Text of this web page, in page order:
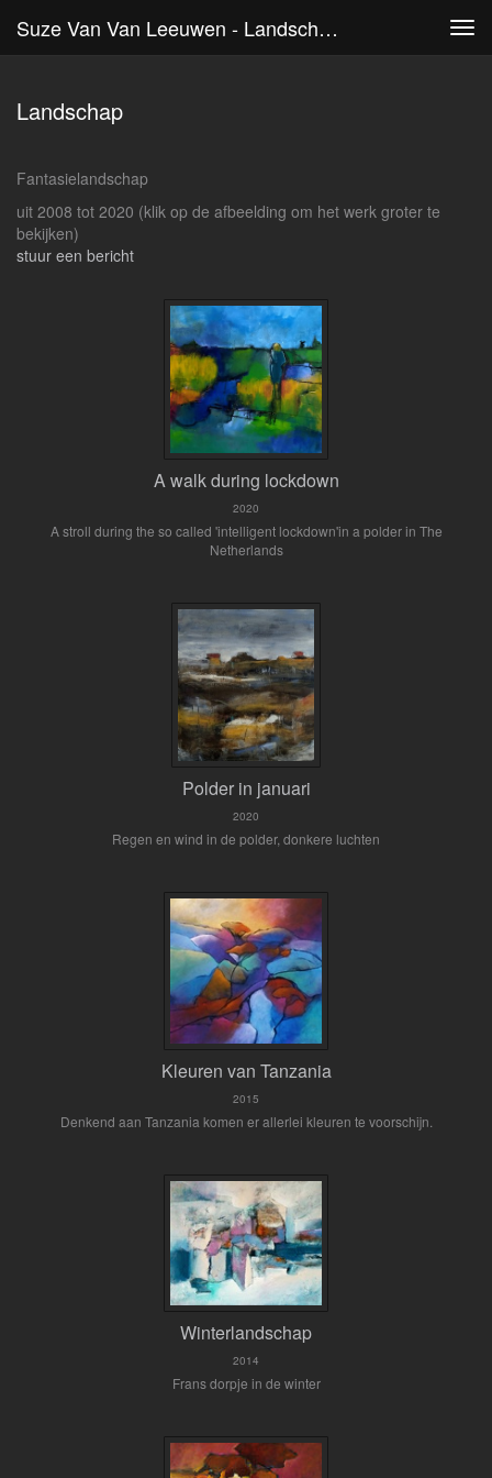
Suze Van Van Leeuwen - Landschap
Landschap
Fantasielandschap
uit 2008 tot 2020 (klik op de afbeelding om het werk groter te
bekijken)
stuur een bericht
A walk during lockdown
2020
A stroll during the so called 'intelligent lockdown'in a polder in The
Netherlands
Polder in januari
2020
Regen en wind in de polder, donkere luchten
Kleuren van Tanzania
2015
Denkend aan Tanzania komen er allerlei kleuren te voorschijn.
Winterlandschap
2014
Frans dorpje in de winter